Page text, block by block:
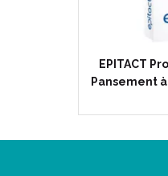
EPITACT
Pansement